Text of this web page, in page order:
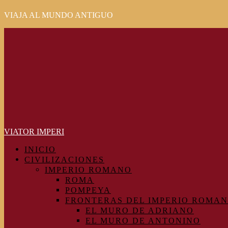
VIAJA AL MUNDO ANTIGUO
VIATOR IMPERI
INICIO
CIVILIZACIONES
IMPERIO ROMANO
ROMA
POMPEYA
FRONTERAS DEL IMPERIO
EL MURO DE ADRIANO
EL MURO DE ANTONINO